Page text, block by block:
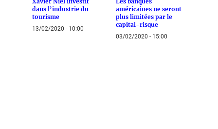
dans l’industrie du
tourisme
13/02/2020 - 10:00
américaines ne seront
plus limitées par le
capital-risque
03/02/2020 - 15:00